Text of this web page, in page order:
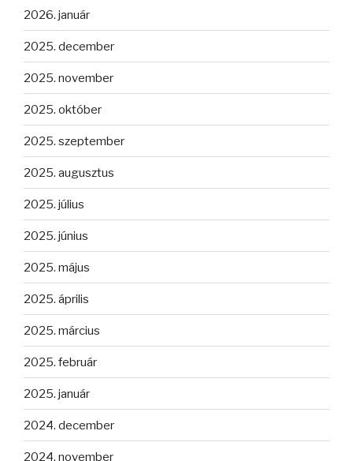
2026. január
2025. december
2025. november
2025. október
2025. szeptember
2025. augusztus
2025. július
2025. június
2025. május
2025. április
2025. március
2025. február
2025. január
2024. december
2024. november